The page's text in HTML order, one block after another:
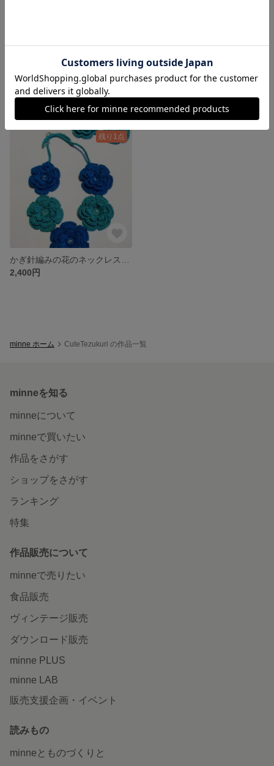
クロシェ赤い花のネックレス
800円
かぎ針編みチョーカーのセット
残り1点
2,400円
minne ホーム CuteTezukuri の作品一覧
minneを知る
minneについて
minneで買いたい
作品をさがす
ショップをさがす
ランキング
特集
作品販売について
minneで売りたい
食品販売
ヴィンテージ販売
ダウンロード販売
minne PLUS
minne LAB
販売支援企画・イベント
読みもの
minneとものづくりと